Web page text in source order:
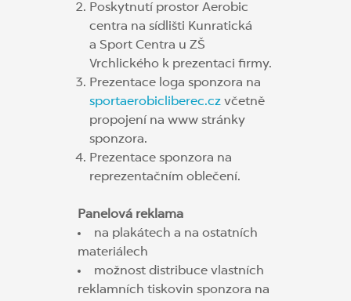
Poskytnutí prostor Aerobic
centra na sídlišti Kunratická
a Sport Centra u ZŠ
Vrchlického k prezentaci firmy.
Prezentace loga sponzora na
sportaerobicliberec.cz včetně
propojení na www stránky
sponzora.
Prezentace sponzora na
reprezentačním oblečení.
Panelová reklama
na plakátech a na ostatních
materiálech
možnost distribuce vlastních
reklamních tiskovin sponzora na